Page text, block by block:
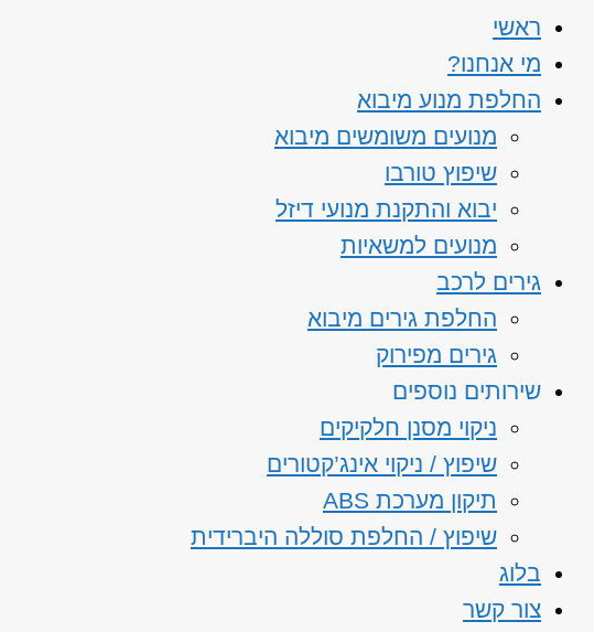
ראשי
מי אנחנו?
החלפת מנוע מיבוא
מנועים משומשים מיבוא
שיפוץ טורבו
יבוא והתקנת מנועי דיזל
מנועים למשאיות
גירים לרכב
החלפת גירים מיבוא
גירים מפירוק
שירותים נוספים
ניקוי מסנן חלקיקים
שיפוץ / ניקוי אינג’קטורים
תיקון מערכת ABS
שיפוץ / החלפת סוללה היברידית
בלוג
צור קשר